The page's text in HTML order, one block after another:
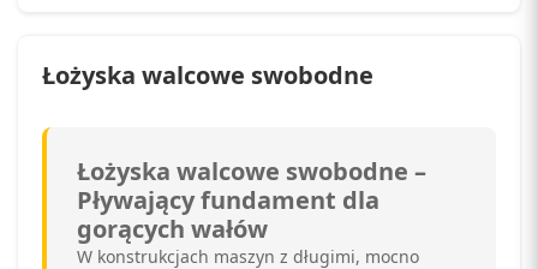
Łożyska walcowe swobodne
Łożyska walcowe swobodne –
Pływający fundament dla
gorących wałów
W konstrukcjach maszyn z długimi, mocno